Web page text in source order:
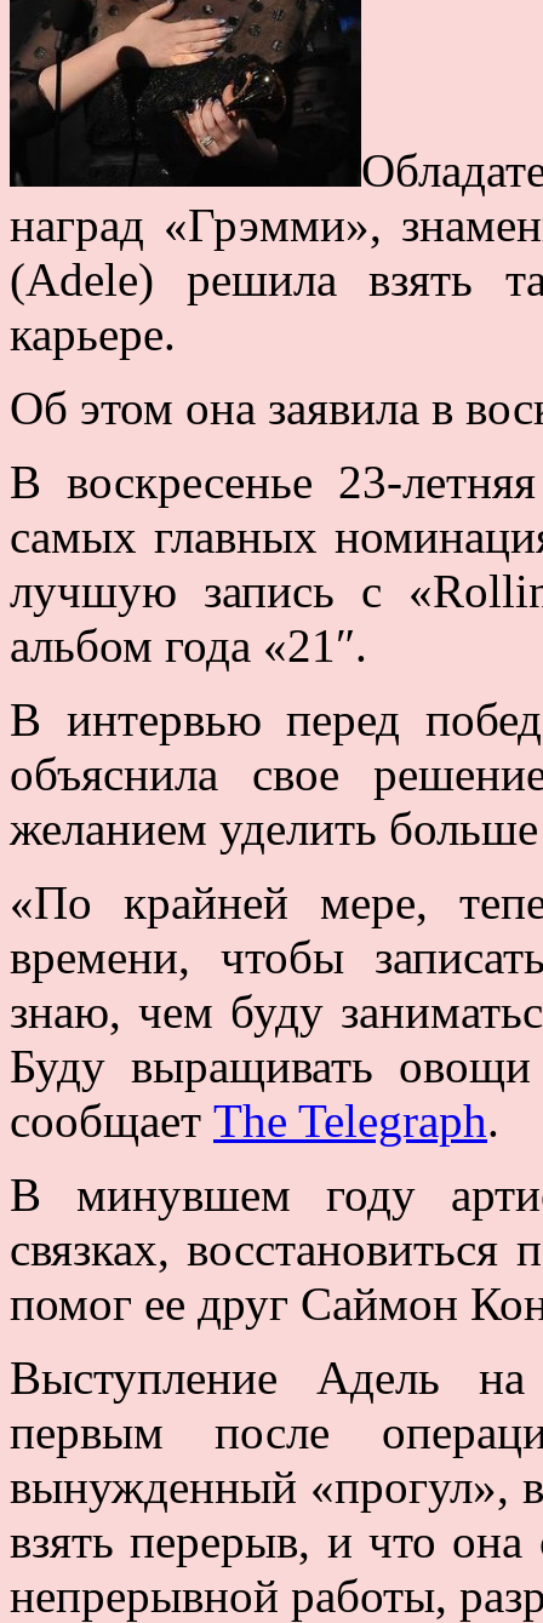
наград «Грэмми»,
(Adele) решила взять
карьере.
Об этом она заявила в
В воскресенье 23-
самых главных
лучшую запись с
альбом года «21″.
В интервью перед
объяснила свое
желанием уделить
«По крайней мере,
времени, чтобы
знаю, чем буду
Буду выращивать
сообщает The Telegraph.
В минувшем году
связках, восстановиться
помог ее друг Саймон
Выступление Адель
первым после
вынужденный «прогул»,
взять перерыв, и что она
непрерывной работы,